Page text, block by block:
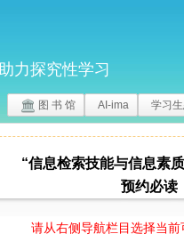
力探究性学习
图 书 馆 AI-ima 学习
“信息检索技能与信息素
预约必读
请从右侧导航栏目选择当